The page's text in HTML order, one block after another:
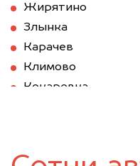
Жирятино
Злынка
Карачев
Климово
Кокаревка